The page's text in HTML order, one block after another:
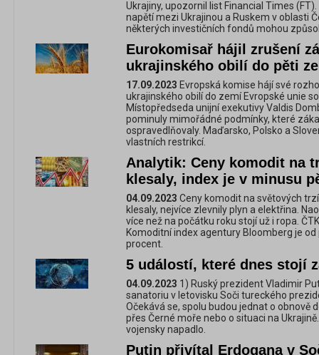
Ukrajiny, upozornil list Financial Times
napětí mezi Ukrajinou a Ruskem v oblasti
některých investičních fondů mohou
Eurokomisař hájil zrušení
ukrajinského obilí do pěti
17.09.2023 Evropská komise hájí své
ukrajinského obilí do zemí Evropské unie
Místopředseda unijní exekutivy Valdis
pominuly mimořádné podmínky, které
ospravedlňovaly. Maďarsko, Polsko a
vlastních restrikcí.
Analytik: Ceny komodit na
klesaly, index je v minusu
04.09.2023 Ceny komodit na světových
klesaly, nejvíce zlevnily plyn a elektřina.
více než na počátku roku stojí už i ropa.
Komoditní index agentury Bloomberg je
procent.
5 událostí, které dnes stojí
04.09.2023 1) Ruský prezident Vladimir
sanatoriu v letovisku Soči tureckého
Očekává se, spolu budou jednat o obnově
přes Černé moře nebo o situaci na
vojensky napadlo.
Putin přivítal Erdogana v